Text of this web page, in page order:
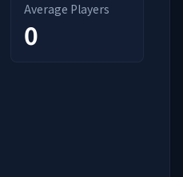
Average Players
0